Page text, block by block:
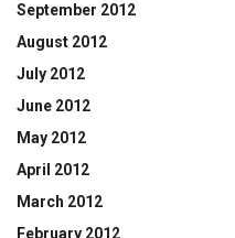
September 2012
August 2012
July 2012
June 2012
May 2012
April 2012
March 2012
February 2012